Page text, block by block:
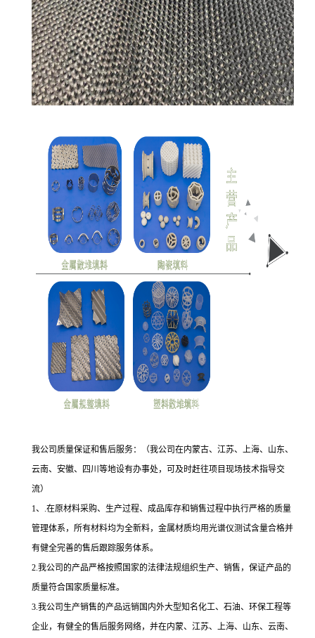
我公司质量保证和售后服务：（我公司在内蒙古、江苏、上海、山东、
云南、安徽、四川等地设有办事处，可及时赶往项目现场技术指导交
流）
1、.在原材料采购、生产过程、成品库存和销售过程中执行严格的质量
管理体系，所有材料均为全新料，金属材质均用光谱仪测试含量合格并
有健全完善的售后跟踪服务体系。
2.我公司的产品严格按照国家的法律法规组织生产、销售，保证产品的
质量符合国家质量标准。
3.我公司生产销售的产品远销国内外大型知名化工、石油、环保工程等
企业，有健全的售后服务网络，并在内蒙、江苏、上海、山东、云南、